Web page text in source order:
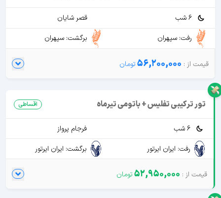
6 شب
قصر شایان
رفت: سپهران
برگشت: سپهران
56,200,000
تور ترکیبی تفلیس + باتومی تیرماه اقساطی
6 شب
فرجام پرواز
رفت: ایران ایرتور
برگشت: ایران ایرتور
52,950,000